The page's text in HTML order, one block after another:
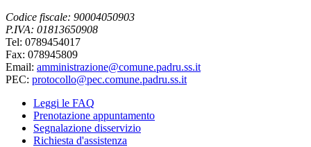
Codice fiscale: 90004050903
P.IVA: 01813650908
Tel: 0789454017
Fax: 078945809
Email: amministrazione@comune.padru.ss.it
PEC: protocollo@pec.comune.padru.ss.it
Leggi le FAQ
Prenotazione appuntamento
Segnalazione disservizio
Richiesta d'assistenza